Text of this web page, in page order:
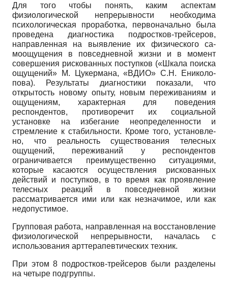
Для того чтобы понять, каким аспек­там
физиологической непрерывности необходима
психологическая проработ­ка, первоначально была
проведена диа­гностика подростков-трейсеров,
направ­ленная на выявление их физического са­
моощущения в повседневной жизни и в момент
совершения рискованных по­ступков («Шкала поиска
ощущений» М. Цукермана, «ВДИО» С.Н. Ениколо­
пова). Результаты диагностики показа­ли, что
открытость новому опыту, новым переживаниям и
ощущениям, характер­ная для поведения
респондентов, проти­воречит их социальной
установке на из­бегание неопределенности и
стремление к стабильности. Кроме того, установле­
но, что реальность существования теле­сных
ощущений, переживаний у респон­дентов
ограничивается преимуществен­но ситуациями,
которые касаются осу­ществления рискованных
действий и по­ступков, в то время как проявление
теле­сных реакций в повседневной жизни
рассматривается ими или как незначи­мое, или как
недопустимое.
Групповая работа, направленная на восстановление
физиологической не­прерывности, началась с
использования арттерапевтических техник.
При этом 8 подростков-трейсеров бы­ли разделены
на четыре подгруппы.